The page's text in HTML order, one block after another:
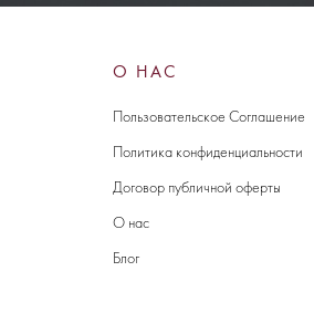
О НАС
Пользовательское Соглашение
Политика конфиденциальности
Договор публичной оферты
О нас
Блог